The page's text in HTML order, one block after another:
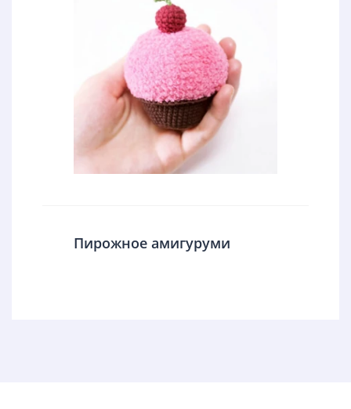
Пирожное амигуруми